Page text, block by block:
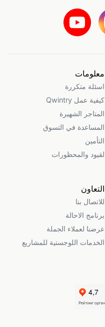
معلومات
اسئلة متكررة
كيفية عمل Qwintry
المتاجر الشهيرة
المساعدة في التسوق
التأمين
لقيود والمحظورات
التعاون
للاتصال بنا
برنامج الاحالة
عرضنا لعملاء الجملة
الخدمات اللوجستية للمشاريع